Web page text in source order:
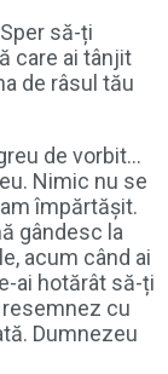
să-ți
care ai tânjit
de râsul tău
de vorbit…
Nimic nu se
împărtășit.
gândesc la
acum când ai
ai hotărât să-ți
cu
Dumnezeu